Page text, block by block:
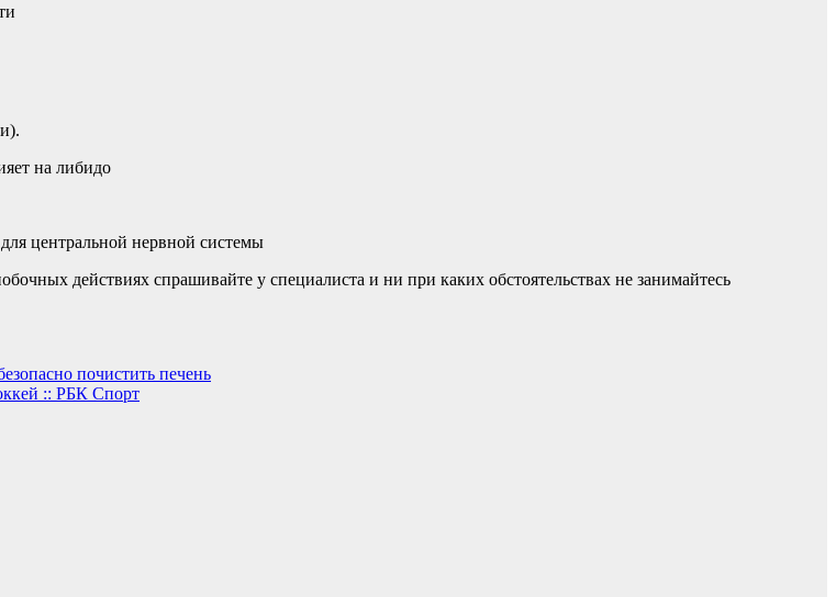
на либидо
центральной нервной системы
действиях спрашивайте у специалиста и ни при каких обстоятельствах не занимайтесь
почистить печень
:: РБК Спорт